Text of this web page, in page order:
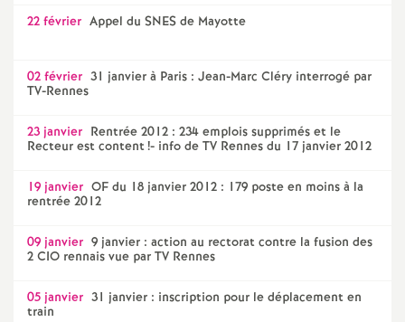
22 février Appel du SNES de Mayotte
02 février 31 janvier à Paris : Jean-Marc Cléry interrogé par
TV-Rennes
23 janvier Rentrée 2012 : 234 emplois supprimés et le
Recteur est content!- info de TV Rennes du 17 janvier 2012
19 janvier OF du 18 janvier 2012 : 179 poste en moins à la
rentrée 2012
09 janvier 9 janvier : action au rectorat contre la fusion des
2 CIO rennais vue par TV Rennes
05 janvier 31 janvier : inscription pour le déplacement en
train